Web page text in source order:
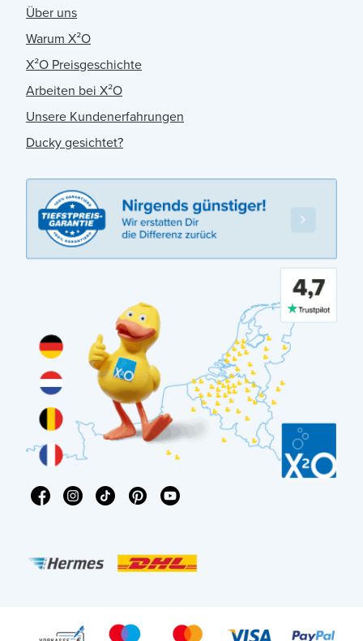
Über uns
Warum X²O
X²O Preisgeschichte
Arbeiten bei X²O
Unsere Kundenerfahrungen
Ducky gesichtet?